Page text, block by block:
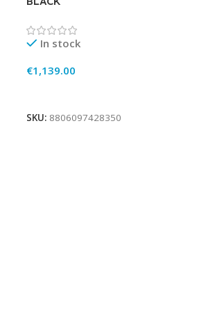
In stock
€1,139.00
SKU: 8806097428350